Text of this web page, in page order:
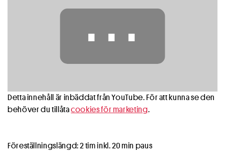
⋯
Detta innehåll är inbäddat från YouTube. För att kunna se den
behöver du tillåtacookies för marketing.
Föreställningslängd: 2 tim inkl. 20 min paus